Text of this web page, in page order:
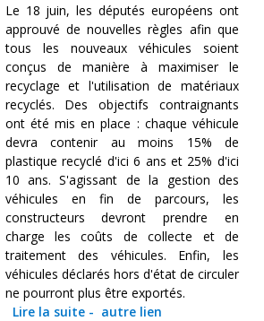
Le 18 juin, les députés européens ont
approuvé de nouvelles règles afin que
tous les nouveaux véhicules soient
conçus de manière à maximiser le
recyclage et l'utilisation de matériaux
recyclés. Des objectifs contraignants
ont été mis en place : chaque véhicule
devra contenir au moins 15% de
plastique recyclé d'ici 6 ans et 25% d'ici
10 ans. S'agissant de la gestion des
véhicules en fin de parcours, les
constructeurs devront prendre en
charge les coûts de collecte et de
traitement des véhicules. Enfin, les
véhicules déclarés hors d'état de circuler
ne pourront plus être exportés.
Lire la suite- autre lien